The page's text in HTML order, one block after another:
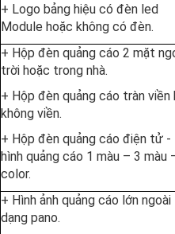
+ Logo bảng hiệu có đèn led
Module hoặc không có đèn.
+ Hộp đèn quảng cáo 2 mặt
trời hoặc trong nhà.
+ Hộp đèn quảng cáo tràn viền
không viền.
+ Hộp đèn quảng cáo điện tử -
hình quảng cáo 1 màu – 3 màu
color.
+ Hình ảnh quảng cáo lớn
dạng pano.